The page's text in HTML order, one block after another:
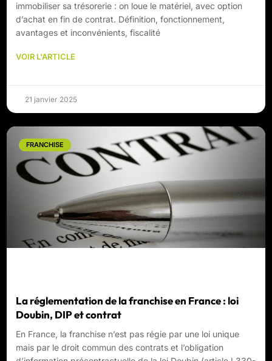
immobiliser sa trésorerie : on loue le matériel, avec option
d’achat en fin de contrat. Définition, fonctionnement,
avantages et inconvénients, fiscalité
VOIR L'ARTICLE
21 janvier 2025
FRANCHISE
La réglementation de la franchise en France : loi
Doubin, DIP et contrat
En France, la franchise n’est pas régie par une loi unique
mais par le droit commun des contrats et l’obligation